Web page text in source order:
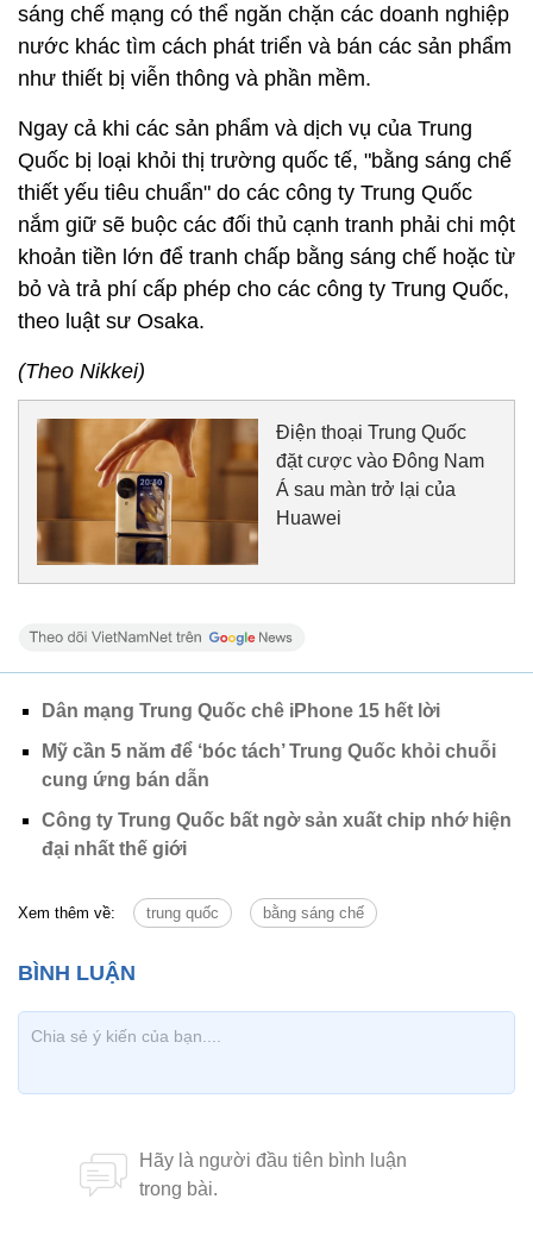
sáng chế mạng có thể ngăn chặn các doanh nghiệp
nước khác tìm cách phát triển và bán các sản phẩm
như thiết bị viễn thông và phần mềm.
Ngay cả khi các sản phẩm và dịch vụ của Trung
Quốc bị loại khỏi thị trường quốc tế, "bằng sáng chế
thiết yếu tiêu chuẩn" do các công ty Trung Quốc
nắm giữ sẽ buộc các đối thủ cạnh tranh phải chi một
khoản tiền lớn để tranh chấp bằng sáng chế hoặc từ
bỏ và trả phí cấp phép cho các công ty Trung Quốc,
theo luật sư Osaka.
(Theo Nikkei)
Điện thoại Trung Quốc
đặt cược vào Đông Nam
Á sau màn trở lại của
Huawei
Dân mạng Trung Quốc chê iPhone 15 hết lời
Mỹ cần 5 năm để ‘bóc tách’ Trung Quốc khỏi chuỗi
cung ứng bán dẫn
Công ty Trung Quốc bất ngờ sản xuất chip nhớ hiện
đại nhất thế giới
Xem thêm về: trung quốc bằng sáng chế